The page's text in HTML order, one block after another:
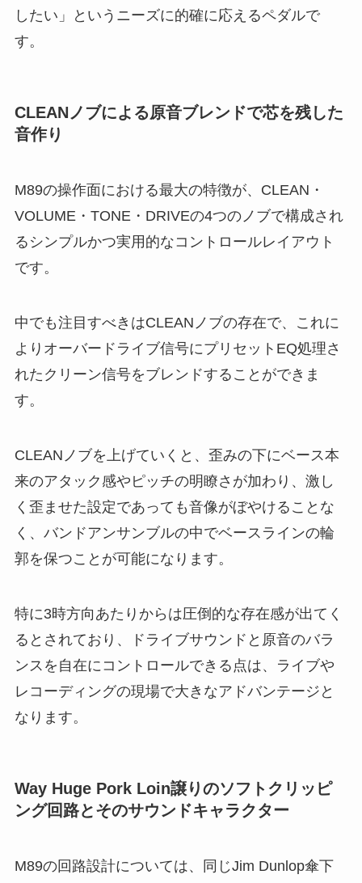
したい」というニーズに的確に応えるペダルで
す。
CLEANノブによる原音ブレンドで芯を残した
音作り
M89の操作面における最大の特徴が、CLEAN・
VOLUME・TONE・DRIVEの4つのノブで構成され
るシンプルかつ実用的なコントロールレイアウト
です。
中でも注目すべきはCLEANノブの存在で、これに
よりオーバードライブ信号にプリセットEQ処理さ
れたクリーン信号をブレンドすることができま
す。
CLEANノブを上げていくと、歪みの下にベース本
来のアタック感やピッチの明瞭さが加わり、激し
く歪ませた設定であっても音像がぼやけることな
く、バンドアンサンブルの中でベースラインの輪
郭を保つことが可能になります。
特に3時方向あたりからは圧倒的な存在感が出てく
るとされており、ドライブサウンドと原音のバラ
ンスを自在にコントロールできる点は、ライブや
レコーディングの現場で大きなアドバンテージと
なります。
Way Huge Pork Loin譲りのソフトクリッピ
ング回路とそのサウンドキャラクター
M89の回路設計については、同じJim Dunlop傘下